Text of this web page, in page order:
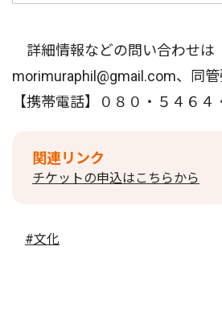
詳細情報などの問い合わせは
morimuraphil@gmail.com、同
【携帯電話】０８０・５４６４
関連リンク
チケットの申込はこちらから
#文化